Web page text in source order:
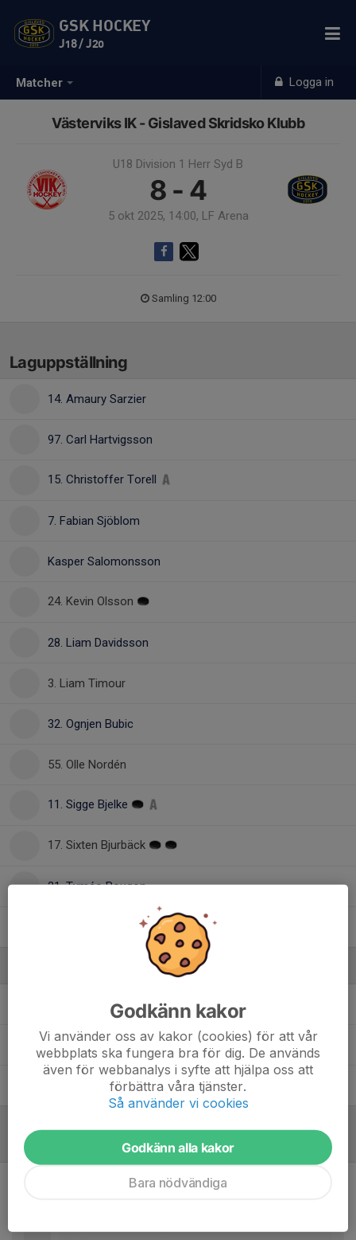
Matcher Logga in
GSK HOCKEY
J18 / J20
Västerviks IK - Gislaved Skridsko Klubb
U18 Division 1 Herr Syd B
8 - 4
5 okt 2025, 14:00, LF Arena
Samling 12:00
Laguppställning
14. Amaury Sarzier
97. Carl Hartvigsson
15. Christoffer Torell
7. Fabian Sjöblom
Kasper Salomonsson
24. Kevin Olsson
28. Liam Davidsson
3. Liam Timour
32. Ognjen Bubic
55. Olle Nordén
11. Sigge Bjelke
17. Sixten Bjurbäck
21. Tyméo Bougon
Andreas SjöblomTränare
Bozo Bubic Materialare
Joakim BjurbäckTränare
Referat
Godkänn kakor
Vi använder oss av kakor (cookies) för att vår
webbplats ska fungera bra för dig. De används
även för webbanalys i syfte att hjälpa oss att
förbättra våra tjänster.
Så använder vi cookies
Godkänn alla kakor
Bara nödvändiga